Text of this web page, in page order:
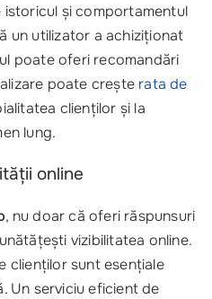
și comportamentul
un utilizator a achiziționat
poate oferi recomandări
poate crește rata de
clienților și la
lung.
online
, nu doar că oferi răspunsuri
vizibilitatea online.
clienților sunt esențiale
Un serviciu eficient de